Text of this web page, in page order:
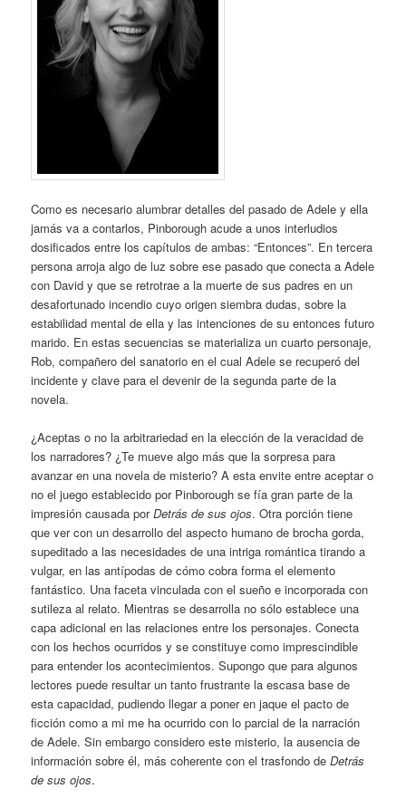
Como es necesario alumbrar detalles del pasado de Adele y ella
jamás va a contarlos, Pinborough acude a unos interludios
dosificados entre los capítulos de ambas: “Entonces”. En tercera
persona arroja algo de luz sobre ese pasado que conecta a Adele
con David y que se retrotrae a la muerte de sus padres en un
desafortunado incendio cuyo origen siembra dudas, sobre la
estabilidad mental de ella y las intenciones de su entonces futuro
marido. En estas secuencias se materializa un cuarto personaje,
Rob, compañero del sanatorio en el cual Adele se recuperó del
incidente y clave para el devenir de la segunda parte de la
novela.
¿Aceptas o no la arbitrariedad en la elección de la veracidad de
los narradores? ¿Te mueve algo más que la sorpresa para
avanzar en una novela de misterio? A esta envite entre aceptar o
no el juego establecido por Pinborough se fía gran parte de la
impresión causada porDetrás de sus ojos. Otra porción tiene
que ver con un desarrollo del aspecto humano de brocha gorda,
supeditado a las necesidades de una intriga romántica tirando a
vulgar, en las antípodas de cómo cobra forma el elemento
fantástico. Una faceta vinculada con el sueño e incorporada con
sutileza al relato. Mientras se desarrolla no sólo establece una
capa adicional en las relaciones entre los personajes. Conecta
con los hechos ocurridos y se constituye como imprescindible
para entender los acontecimientos. Supongo que para algunos
lectores puede resultar un tanto frustrante la escasa base de
esta capacidad, pudiendo llegar a poner en jaque el pacto de
ficción como a mi me ha ocurrido con lo parcial de la narración
de Adele. Sin embargo considero este misterio, la ausencia de
información sobre él, más coherente con el trasfondo deDetrás
de sus ojos.